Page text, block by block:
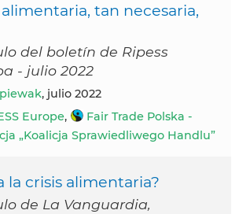
tan necesaria,
del boletín de Ripess
- julio 2022
, julio 2022
Europe,
Fair Trade Polska -
„Koalicja Sprawiedliwego Handlu”
la crisis alimentaria?
de La Vanguardia,